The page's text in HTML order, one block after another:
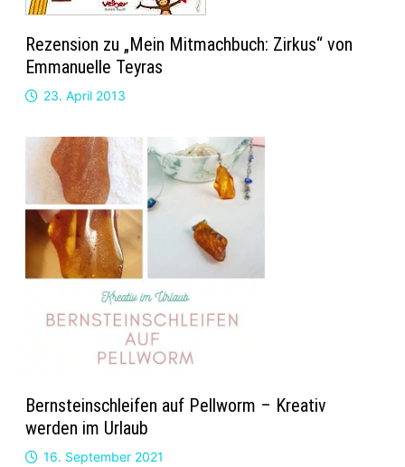
Rezension zu „Mein Mitmachbuch: Zirkus“ von
Emmanuelle Teyras
23. April 2013
Bernsteinschleifen auf Pellworm – Kreativ
werden im Urlaub
16. September 2021